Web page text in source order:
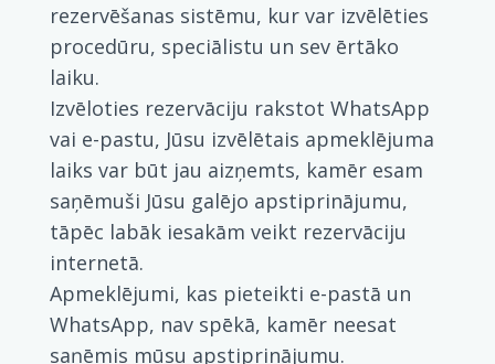
rezervēšanas sistēmu, kur var izvēlēties
procedūru, speciālistu un sev ērtāko
laiku.
Izvēloties rezervāciju rakstot WhatsApp
vai e-pastu, Jūsu izvēlētais apmeklējuma
laiks var būt jau aizņemts, kamēr esam
saņēmuši Jūsu galējo apstiprinājumu,
tāpēc labāk iesakām veikt rezervāciju
internetā.
Apmeklējumi, kas pieteikti e-pastā un
WhatsApp, nav spēkā, kamēr neesat
saņēmis mūsu apstiprinājumu.